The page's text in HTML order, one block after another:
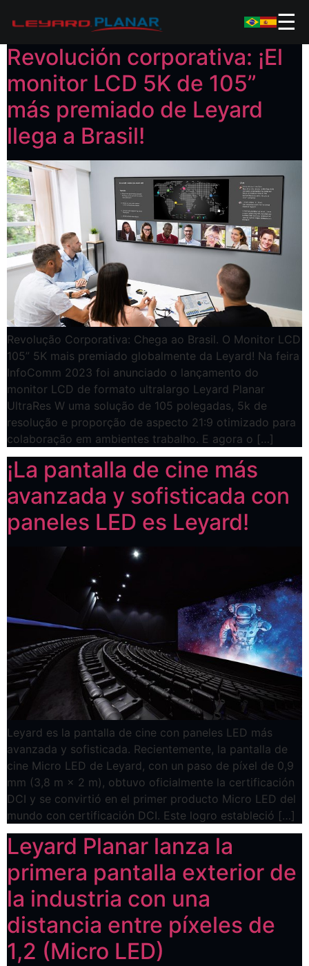
☰
Revolución corporativa: ¡El
monitor LCD 5K de 105”
más premiado de Leyard
llega a Brasil!
Revolução Corporativa: Chega ao Brasil. O Monitor LCD
105” 5K mais premiado globalmente da Leyard! Na feira
InfoComm 2023 foi anunciado o lançamento do
monitor LCD de formato ultralargo Leyard Planar
UltraRes W uma solução de 105 polegadas, 5k de
resolução e proporção de aspecto 21:9 otimizado para
colaboração em ambientes trabalho. E agora o […]
¡La pantalla de cine más
avanzada y sofisticada con
paneles LED es Leyard!
Leyard es la pantalla de cine con paneles LED más
avanzada y sofisticada. Recientemente, la pantalla de
cine Micro LED de Leyard, con un paso de píxel de 0,9
mm (3,8 m × 2 m), obtuvo oficialmente la certificación
DCI y se convirtió en el primer producto Micro LED del
mundo con certificación DCI. Este logro estableció […]
Leyard Planar lanza la
primera pantalla exterior de
la industria con una
distancia entre píxeles de
1,2 (Micro LED)